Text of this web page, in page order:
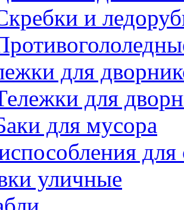
и
для
для
для мусора
для
уличные